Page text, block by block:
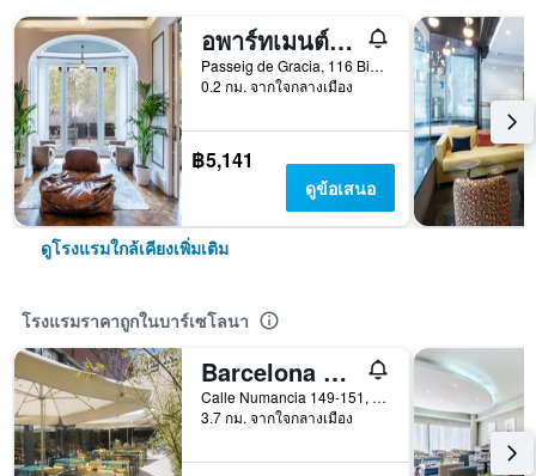
อพาร์ทเมนต์คาซ่ากราเซีย
Passeig de Gracia, 116 Bis, บาร์เซโลนา, สเปน
0.2 กม. จากใจกลางเมือง
฿5,141
ดูข้อเสนอ
ดูโรงแรมใกล้เคียงเพิ่มเติม
โรงแรมราคาถูกในบาร์เซโลนา
Barcelona Pere Tarres Youth Hostel
Calle Numancia 149-151, บาร์เซโลนา, สเปน
3.7 กม. จากใจกลางเมือง